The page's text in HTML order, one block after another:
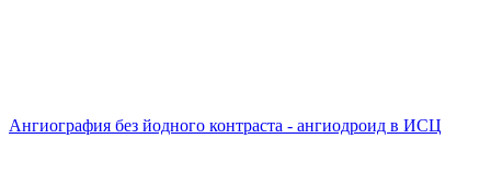
Ангиография без йодного контраста - ангиодроид в ИСЦ